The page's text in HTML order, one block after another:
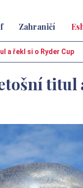
Zahraničí
a řekl si o Ryder Cup
titul